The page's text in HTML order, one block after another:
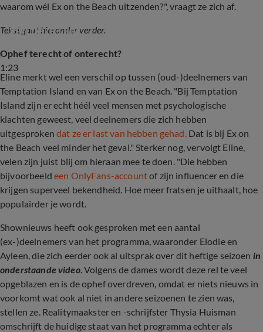
waarom wél Ex on the Beach uitzenden?", vraagt ze zich af.
Tekst gaat hieronder verder.
1:23
Temptation Island definitief gecanceld: 'Niet
van deze tijd'
Ophef terecht of onterecht?
Eline merkt wel een verschil op tussen (oud-)deelnemers van
Temptation Island en van Ex on the Beach. "Bij Temptation
Island zijn er echt héél veel mensen met psychologische
klachten geweest, veel deelnemers die zich hebben
uitgesproken dat ze er last van hebben gehad.Dat is bij Ex on
the Beach veel minder het geval." Sterker nog, vervolgt Eline,
velen zijn juist blij om hieraan mee te doen. "Die hebben
bijvoorbeeld een OnlyFans-accountof zijn influencer en die
krijgen superveel bekendheid. Hoe meer fratsen je uithaalt, hoe
populairder je wordt.
Shownieuws heeft ook gesproken met een aantal
(ex-)deelnemers van het programma, waaronder Elodie en
Ayleen, die zich eerder ook al uitsprak over dit heftige seizoen in
onderstaande video. Volgens de dames wordt deze rel te veel
opgeblazen en is de ophef overdreven, omdat er niets nieuws in
voorkomt wat ook al niet in andere seizoenen te zien was,
stellen ze. Realitymaakster en -schrijfster Thysia Huisman
omschrijft de huidige staat van het programma echter als